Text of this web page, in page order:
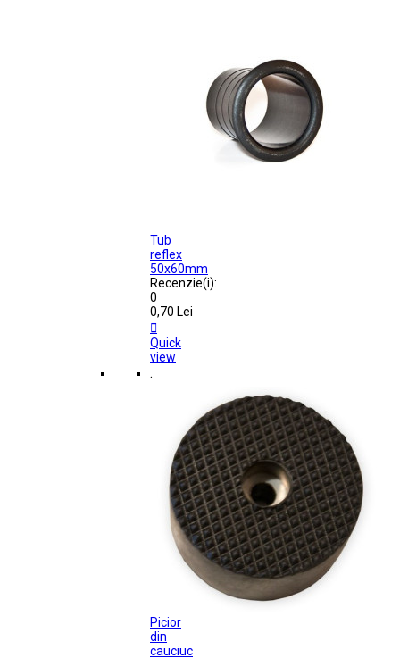
Tub
reflex
50x60mm
Recenzie(i):
0
0,70 Lei

Quick
view
.
Picior
din
cauciuc